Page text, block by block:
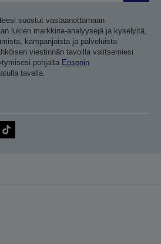
suostut vastaanottamaan
lukien markkina-analyysejä ja kyselyitä,
kampanjoista ja palveluista
viestinnän tavoilla valitsemiesi
pohjalta Epsonin
tavalla.